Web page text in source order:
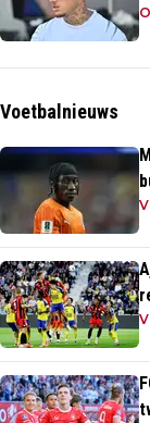
Voetbalnieuws